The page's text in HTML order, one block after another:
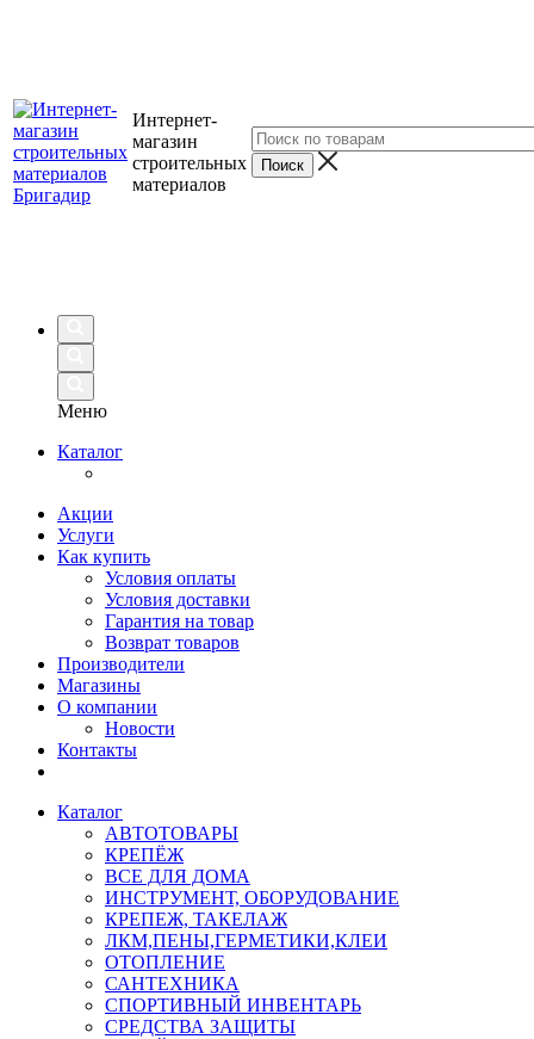
Интернет-
магазин
строительных
материалов
Меню
Каталог
Акции
Услуги
Как купить
Условия оплаты
Условия доставки
Гарантия на товар
Возврат товаров
Производители
Магазины
О компании
Новости
Контакты
Каталог
АВТОТОВАРЫ
КРЕПЁЖ
ВСЕ ДЛЯ ДОМА
ИНСТРУМЕНТ, ОБОРУДОВАНИЕ
КРЕПЕЖ, ТАКЕЛАЖ
ЛКМ,ПЕНЫ,ГЕРМЕТИКИ,КЛЕИ
ОТОПЛЕНИЕ
САНТЕХНИКА
СПОРТИВНЫЙ ИНВЕНТАРЬ
СРЕДСТВА ЗАЩИТЫ